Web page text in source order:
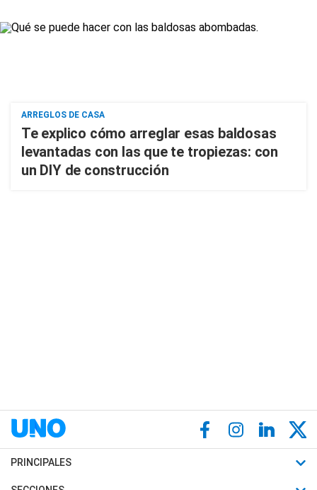
ARREGLOS DE CASA
Te explico cómo arreglar esas baldosas
levantadas con las que te tropiezas: con
un DIY de construcción
PRINCIPALES